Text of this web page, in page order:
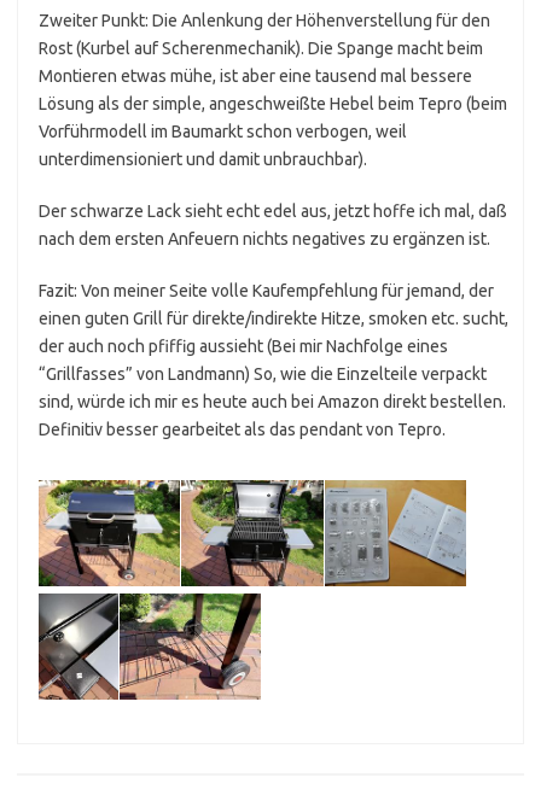
Zweiter Punkt: Die Anlenkung der Höhenverstellung für den
Rost (Kurbel auf Scherenmechanik). Die Spange macht beim
Montieren etwas mühe, ist aber eine tausend mal bessere
Lösung als der simple, angeschweißte Hebel beim Tepro (beim
Vorführmodell im Baumarkt schon verbogen, weil
unterdimensioniert und damit unbrauchbar).
Der schwarze Lack sieht echt edel aus, jetzt hoffe ich mal, daß
nach dem ersten Anfeuern nichts negatives zu ergänzen ist.
Fazit: Von meiner Seite volle Kaufempfehlung für jemand, der
einen guten Grill für direkte/indirekte Hitze, smoken etc. sucht,
der auch noch pfiffig aussieht (Bei mir Nachfolge eines
“Grillfasses” von Landmann) So, wie die Einzelteile verpackt
sind, würde ich mir es heute auch bei Amazon direkt bestellen.
Definitiv besser gearbeitet als das pendant von Tepro.